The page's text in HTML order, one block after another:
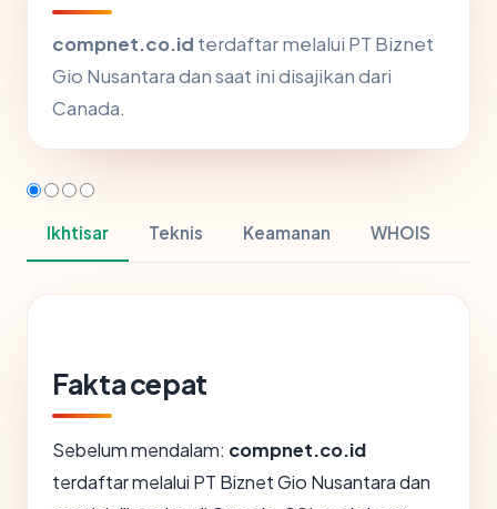
compnet.co.id terdaftar melalui PT Biznet
Gio Nusantara dan saat ini disajikan dari
Canada.
Ikhtisar Teknis Keamanan WHOIS
Fakta cepat
Sebelum mendalam: compnet.co.id
terdaftar melalui PT Biznet Gio Nusantara dan